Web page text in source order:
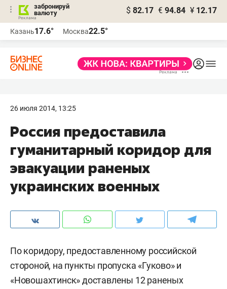
забронируй
валюту
$ 82.17 € 94.84 ¥ 12.17
Казань17.6° Москва22.5°
26 июля 2014, 13:25
Россия предоставила
гуманитарный коридор для
эвакуации раненых
украинских военных
По коридору, предоставленному российской
стороной, на пункты пропуска «Гуково» и
«Новошахтинск» доставлены 12 раненых